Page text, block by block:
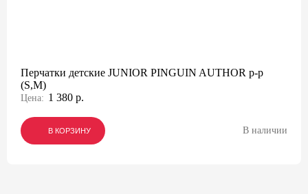
Перчатки детские JUNIOR PINGUIN AUTHOR p-p
(S,M)
Цена: 1 380 р.
В КОРЗИНУ
В КОРЗИНУ
В КОРЗИНУ В наличии